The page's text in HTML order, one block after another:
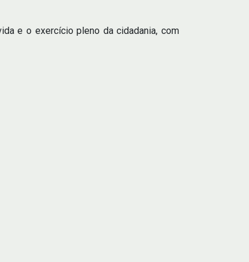
e o exercício pleno da cidadania, com